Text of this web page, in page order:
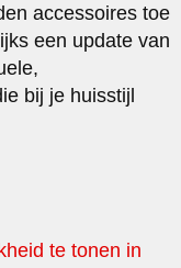
accessoires toe
een update van
bij je huisstijl
te tonen in